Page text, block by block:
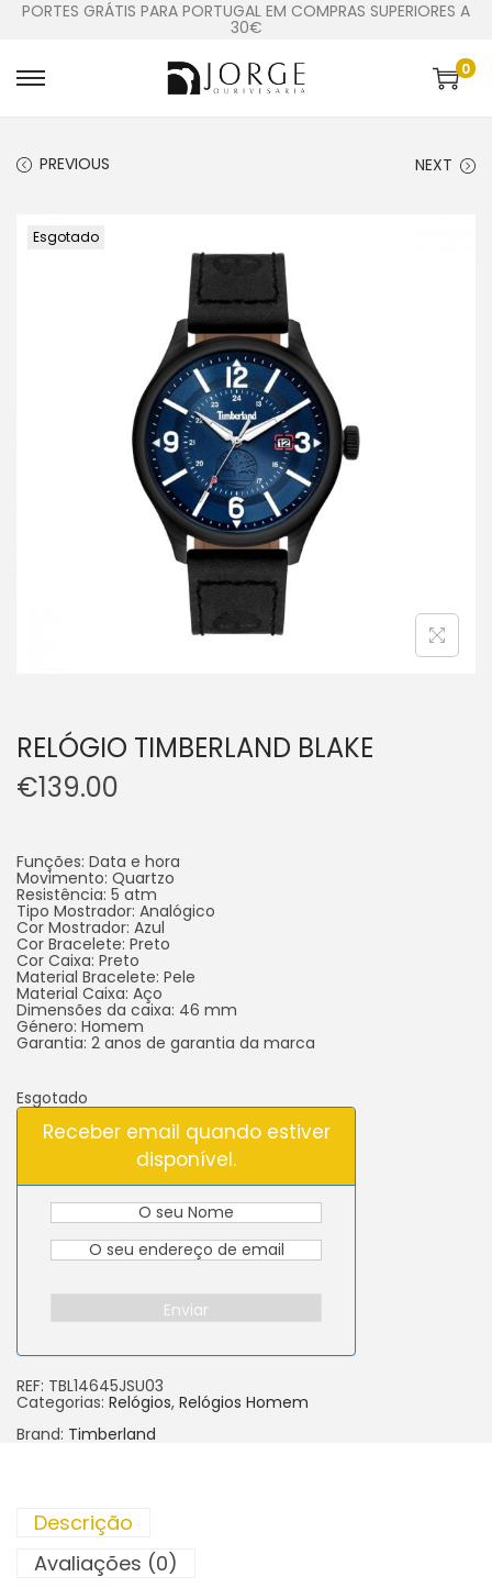
PORTES GRÁTIS PARA PORTUGAL EM COMPRAS SUPERIORES A
30€
0
PREVIOUS NEXT
Esgotado
RELÓGIO TIMBERLAND BLAKE
€139.00
Funções: Data e hora
Movimento: Quartzo
Resistência: 5 atm
Tipo Mostrador: Analógico
Cor Mostrador: Azul
Cor Bracelete: Preto
Cor Caixa: Preto
Material Bracelete: Pele
Material Caixa: Aço
Dimensões da caixa: 46 mm
Género: Homem
Garantia: 2 anos de garantia da marca
Esgotado
Receber email quando estiver
disponível.
Enviar
REF: TBL14645JSU03
Categorias: Relógios, Relógios Homem
Brand: Timberland
Descrição
Avaliações (0)